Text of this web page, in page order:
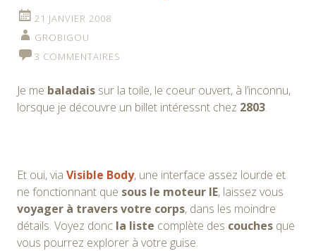
21 JANVIER 2008
GROBIGOU
3 COMMENTAIRES
Je me baladais sur la toile, le coeur ouvert, à l’inconnu,
lorsque je découvre un billet intéressnt chez 2803.
Et oui, via Visible Body, une interface assez lourde et
ne fonctionnant que sous le moteur IE, laissez vous
voyager à travers votre corps, dans les moindre
détails. Voyez donc la liste complète des couches que
vous pourrez explorer à votre guise.